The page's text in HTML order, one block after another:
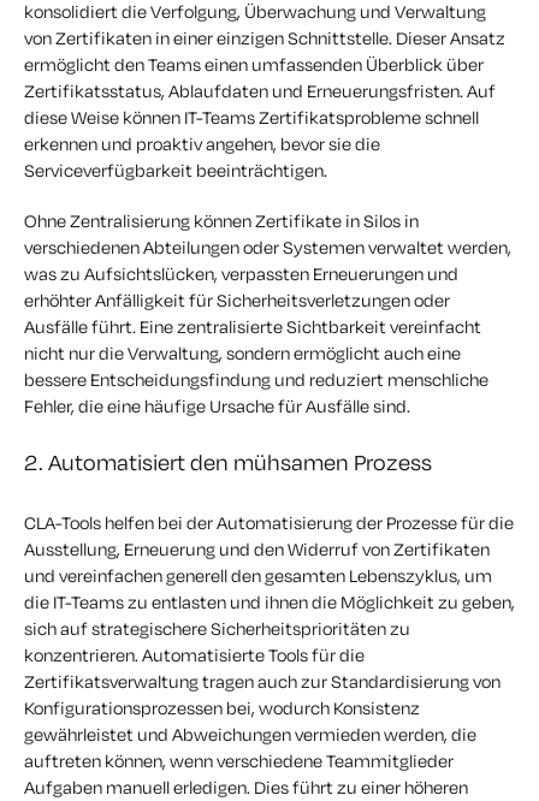
konsolidiert die Verfolgung, Überwachung und Verwaltung
von Zertifikaten in einer einzigen Schnittstelle. Dieser Ansatz
ermöglicht den Teams einen umfassenden Überblick über
Zertifikatsstatus, Ablaufdaten und Erneuerungsfristen. Auf
diese Weise können IT-Teams Zertifikatsprobleme schnell
erkennen und proaktiv angehen, bevor sie die
Serviceverfügbarkeit beeinträchtigen.
Ohne Zentralisierung können Zertifikate in Silos in
verschiedenen Abteilungen oder Systemen verwaltet werden,
was zu Aufsichtslücken, verpassten Erneuerungen und
erhöhter Anfälligkeit für Sicherheitsverletzungen oder
Ausfälle führt. Eine zentralisierte Sichtbarkeit vereinfacht
nicht nur die Verwaltung, sondern ermöglicht auch eine
bessere Entscheidungsfindung und reduziert menschliche
Fehler, die eine häufige Ursache für Ausfälle sind.
2. Automatisiert den mühsamen Prozess
CLA-Tools helfen bei der Automatisierung der Prozesse für die
Ausstellung, Erneuerung und den Widerruf von Zertifikaten
und vereinfachen generell den gesamten Lebenszyklus, um
die IT-Teams zu entlasten und ihnen die Möglichkeit zu geben,
sich auf strategischere Sicherheitsprioritäten zu
konzentrieren. Automatisierte Tools für die
Zertifikatsverwaltung tragen auch zur Standardisierung von
Konfigurationsprozessen bei, wodurch Konsistenz
gewährleistet und Abweichungen vermieden werden, die
auftreten können, wenn verschiedene Teammitglieder
Aufgaben manuell erledigen. Dies führt zu einer höheren